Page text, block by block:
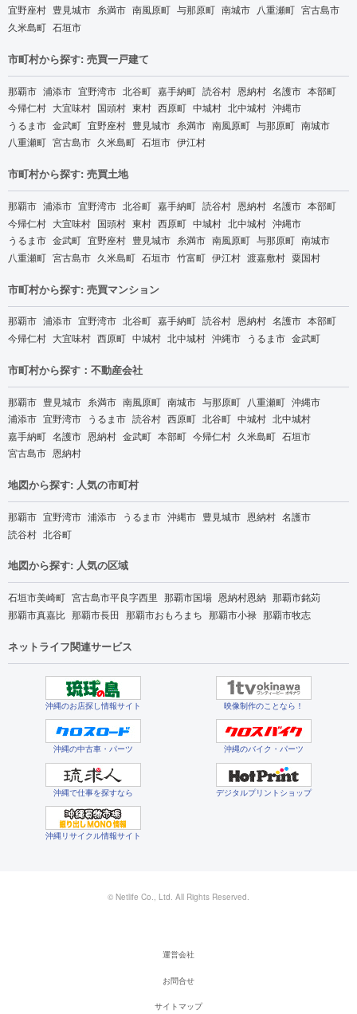
宜野座村 豊見城市 糸満市 南風原町 与那原町 南城市 八重瀬町 宮古島市
久米島町 石垣市
市町村から探す: 売買一戸建て
那覇市 浦添市 宜野湾市 北谷町 嘉手納町 読谷村 恩納村 名護市 本部町
今帰仁村 大宜味村 国頭村 東村 西原町 中城村 北中城村 沖縄市
うるま市 金武町 宜野座村 豊見城市 糸満市 南風原町 与那原町 南城市
八重瀬町 宮古島市 久米島町 石垣市 伊江村
市町村から探す: 売買土地
那覇市 浦添市 宜野湾市 北谷町 嘉手納町 読谷村 恩納村 名護市 本部町
今帰仁村 大宜味村 国頭村 東村 西原町 中城村 北中城村 沖縄市
うるま市 金武町 宜野座村 豊見城市 糸満市 南風原町 与那原町 南城市
八重瀬町 宮古島市 久米島町 石垣市 竹富町 伊江村 渡嘉敷村 粟国村
市町村から探す: 売買マンション
那覇市 浦添市 宜野湾市 北谷町 嘉手納町 読谷村 恩納村 名護市 本部町
今帰仁村 大宜味村 西原町 中城村 北中城村 沖縄市 うるま市 金武町
市町村から探す：不動産会社
那覇市 豊見城市 糸満市 南風原町 南城市 与那原町 八重瀬町 沖縄市
浦添市 宜野湾市 うるま市 読谷村 西原町 北谷町 中城村 北中城村
嘉手納町 名護市 恩納村 金武町 本部町 今帰仁村 久米島町 石垣市
宮古島市 恩納村
地図から探す: 人気の市町村
那覇市 宜野湾市 浦添市 うるま市 沖縄市 豊見城市 恩納村 名護市
読谷村 北谷町
地図から探す: 人気の区域
石垣市美崎町 宮古島市平良字西里 那覇市国場 恩納村恩納 那覇市銘苅
那覇市真嘉比 那覇市長田 那覇市おもろまち 那覇市小禄 那覇市牧志
ネットライフ関連サービス
沖縄のお店探し情報サイト 映像制作のことなら！
沖縄の中古車・パーツ 沖縄のバイク・パーツ
沖縄で仕事を探すなら デジタルプリントショップ
沖縄リサイクル情報サイト
© Netlife Co., Ltd. All Rights Reserved.
運営会社
お問合せ
サイトマップ